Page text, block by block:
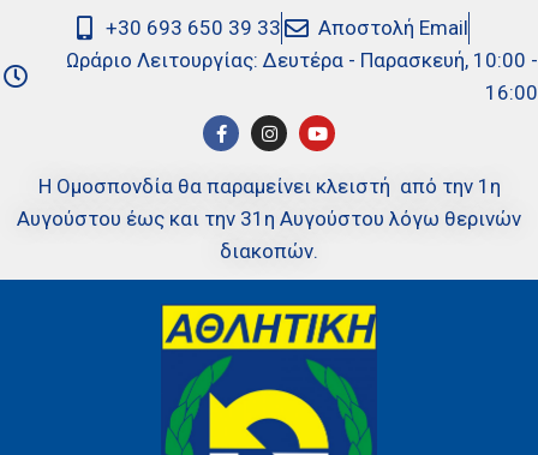
+30 693 650 39 33
Αποστολή Email
Ωράριο Λειτουργίας: Δευτέρα - Παρασκευή, 10:00 -
16:00
Η Ομοσπονδία θα παραμείνει κλειστή από την 1η
Αυγούστου έως και την 31η Αυγούστου λόγω θερινών
διακοπών.